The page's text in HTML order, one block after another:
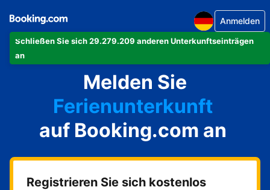
Schließen Sie sich 29.279.209 anderen Unterkunftseinträgen
an
Anmelden
Melden Sie
Ihre Ferienwohnung
Ihr Hotel
Ferienunterkunft
Ihre Pension
Ihr Bed & Breakfast
auf Booking.com an
Registrieren Sie sich kostenlos